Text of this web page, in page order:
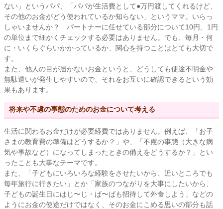
ない」というパパ、「パパが生活費として●万円渡してくれるけど、
その他のお金がどう使われているか知らない」というママ。いらっ
しゃいませんか？ パートナーに任せている部分について10円、1円
の単位まで細かくチェックする必要はありません。でも、毎月・何
に・いくらぐらいかかっているか、関心を持つことはとても大切で
す。
また、他人の目が届かないお金というと、どうしても使途不明金や
無駄遣いが発生しやすいので、それをお互いに確認できるという効
果もあります。
将来や不慮の事態のためのお金について考える
生活に関わるお金だけが必要経費ではありません。例えば、「お子
さまの教育費の準備はどうするか？」や、「不慮の事態（大きな病
気や事故など）になってしまったときの備えをどうするか？」とい
ったことも大事なテーマです。
また、「子どもにいろいろな経験をさせたいから、近いところでも
毎年旅行に行きたい」とか「家族のつながりを大事にしたいから、
子どもの誕生日にはじ〜じ・ば〜ばも招待して外食しよう」などの
ようにお金の使途だけではなく、そのお金にこめる思いの部分も話